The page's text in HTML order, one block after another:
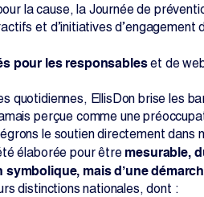
la cause, la Journée de
et d’initiatives
pour les responsableset de
quotidiennes, EllisDon brise les
perçue comme une
le soutien directement
élaborée pour être mesurable,
symbolique, mais d’une
distinctions nationales, dont :